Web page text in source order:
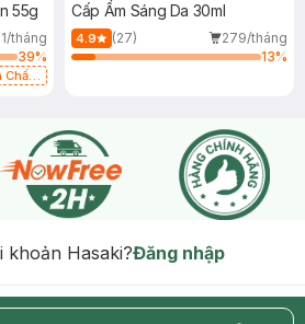
55g
tháng
39%
Chất
Cấp Ẩm Sáng Da 30ml
4.9 (27)
279/tháng
13%
khoản Hasaki?Đăng nhập